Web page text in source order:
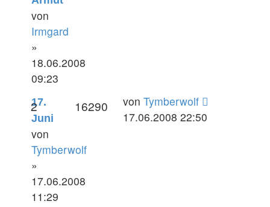
von
Irmgard
»
18.06.2008
09:23
17.
Juni
von
Tymberwolf
»
17.06.2008
11:29
2 16290 von Tymberwolf
17.06.2008 22:50